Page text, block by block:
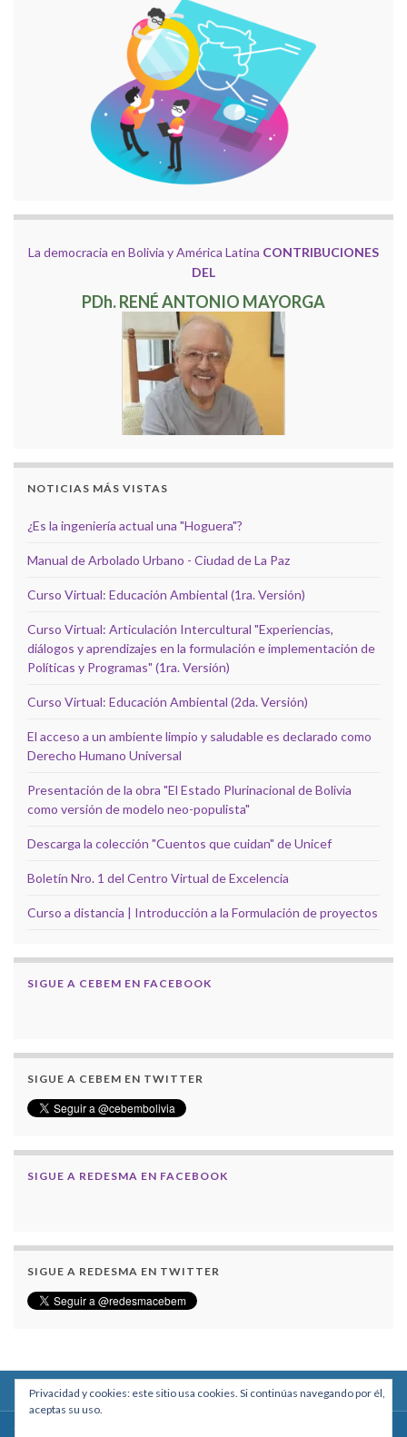
La democracia en Bolivia y América Latina CONTRIBUCIONES
DEL
PDh. RENÉ ANTONIO MAYORGA
NOTICIAS MÁS VISTAS
¿Es la ingeniería actual una "Hoguera"?
Manual de Arbolado Urbano - Ciudad de La Paz
Curso Virtual: Educación Ambiental (1ra. Versión)
Curso Virtual: Articulación Intercultural "Experiencias,
diálogos y aprendizajes en la formulación e implementación de
Políticas y Programas" (1ra. Versión)
Curso Virtual: Educación Ambiental (2da. Versión)
El acceso a un ambiente limpio y saludable es declarado como
Derecho Humano Universal
Presentación de la obra "El Estado Plurinacional de Bolivia
como versión de modelo neo-populista"
Descarga la colección "Cuentos que cuidan" de Unicef
Boletín Nro. 1 del Centro Virtual de Excelencia
Curso a distancia | Introducción a la Formulación de proyectos
SIGUE A CEBEM EN FACEBOOK
SIGUE A CEBEM EN TWITTER
SIGUE A REDESMA EN FACEBOOK
SIGUE A REDESMA EN TWITTER
Privacidad y cookies: este sitio usa cookies. Si continúas navegando por él,
aceptas su uso.